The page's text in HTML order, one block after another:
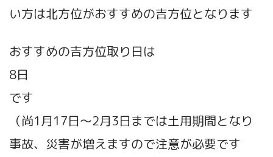
い方は北方位がおすすめの吉方位となります
おすすめの吉方位取り日は
8日
です
（尚1月17日～2月3日までは土用期間となり
事故、災害が増えますので注意が必要です